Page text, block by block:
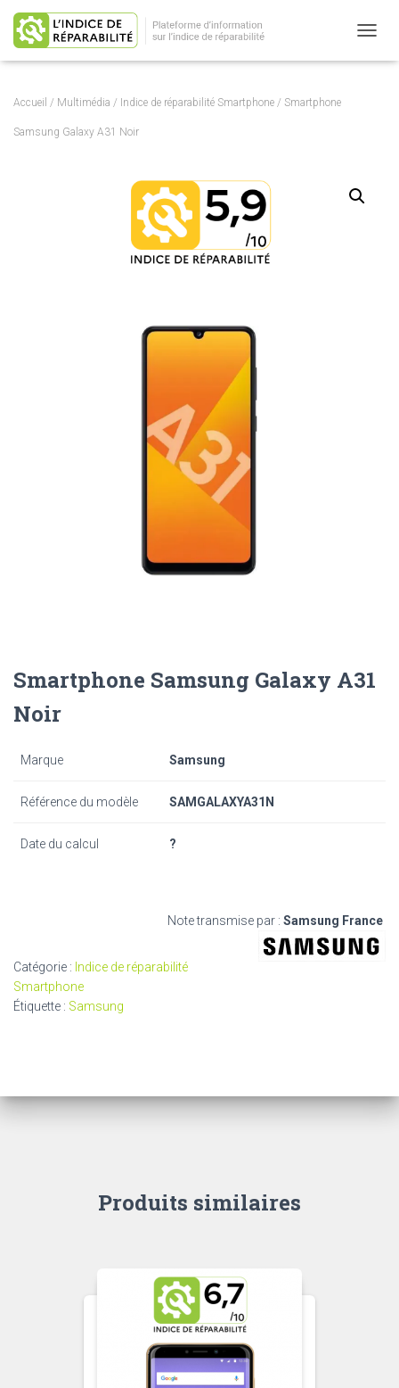
Accueil / Multimédia / Indice de réparabilité Smartphone / Smartphone
Samsung Galaxy A31 Noir
Smartphone Samsung Galaxy A31
Noir
Marque Samsung
Référence du modèle SAMGALAXYA31N
Date du calcul ?
Note transmise par : Samsung France
Catégorie : Indice de réparabilité
Smartphone
Étiquette : Samsung
Produits similaires